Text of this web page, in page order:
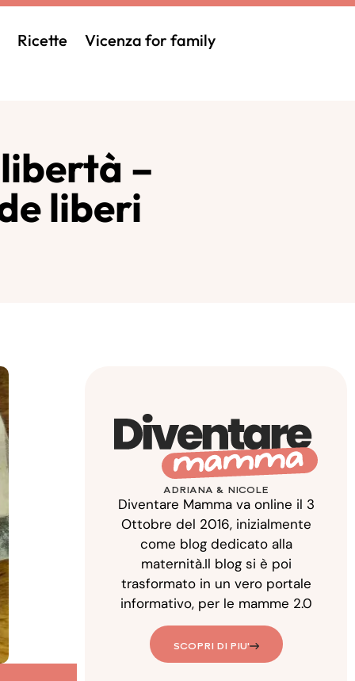
Ricette Vicenza for family
–
liberi
ADRIANA & NICOLE
Diventare Mamma va online il 3
Ottobre del 2016, inizialmente
come blog dedicato alla
maternità.Il blog si è poi
trasformato in un vero portale
informativo, per le mamme 2.0
SCOPRI DI PIU'